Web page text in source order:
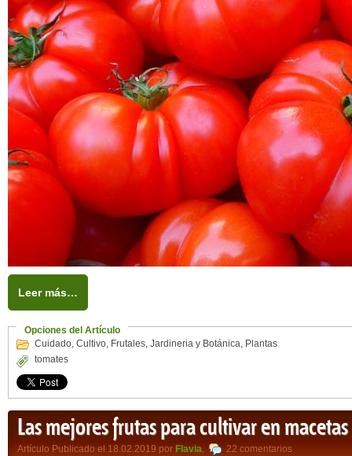
Leer más…
Opciones del Artículo
Cuidado, Cultivo, Frutales, Jardineria y Botánica, Plantas
tomates
Las mejores frutas para cultivar en macetas
Artículo Publicado el 18.02.2019 por Flavia, 22 comentarios